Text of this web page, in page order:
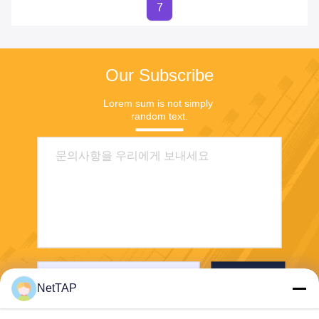
7
Our Subscribe
Lorem sum is not simply
random text.
NetTAP